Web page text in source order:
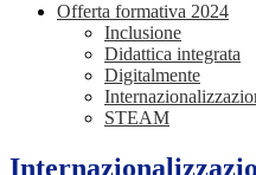
Offerta formativa 2024
Inclusione
Didattica integrata
Digitalmente
STEAM